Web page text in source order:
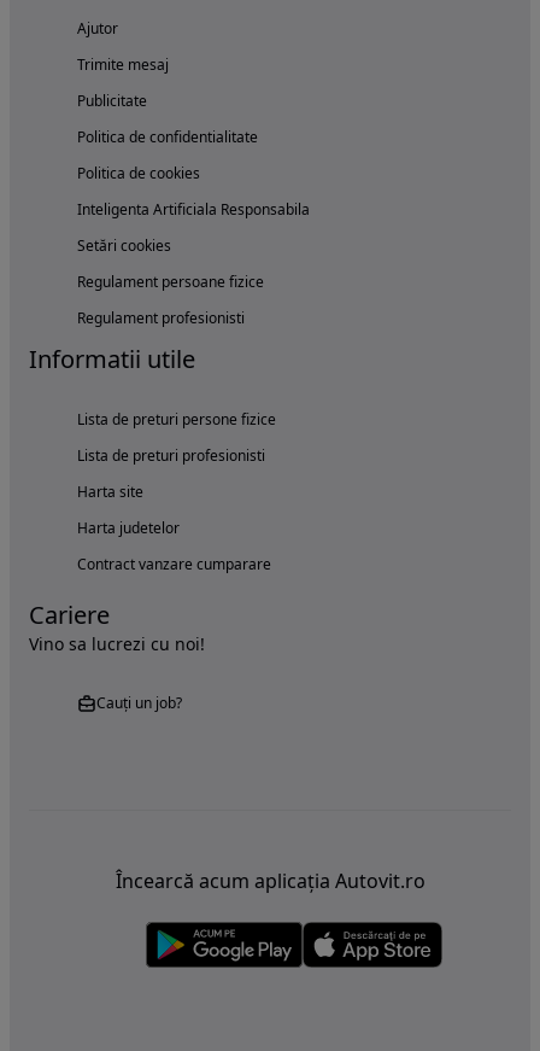
Ajutor
Trimite mesaj
Publicitate
Politica de confidentialitate
Politica de cookies
Inteligenta Artificiala Responsabila
Setări cookies
Regulament persoane fizice
Regulament profesionisti
Informatii utile
Lista de preturi persone fizice
Lista de preturi profesionisti
Harta site
Harta judetelor
Contract vanzare cumparare
Cariere
Vino sa lucrezi cu noi!
Cauți un job?
Încearcă acum aplicația Autovit.ro